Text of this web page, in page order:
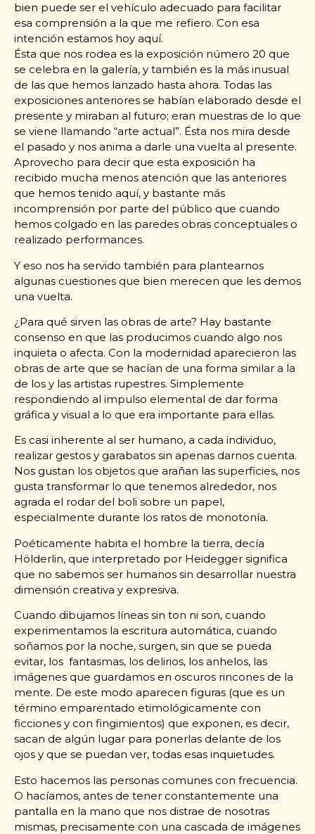
bien puede ser el vehículo adecuado para facilitar
esa comprensión a la que me refiero. Con esa
intención estamos hoy aquí.
Ésta que nos rodea es la exposición número 20 que
se celebra en la galería, y también es la más inusual
de las que hemos lanzado hasta ahora. Todas las
exposiciones anteriores se habían elaborado desde el
presente y miraban al futuro; eran muestras de lo que
se viene llamando “arte actual”. Ésta nos mira desde
el pasado y nos anima a darle una vuelta al presente.
Aprovecho para decir que esta exposición ha
recibido mucha menos atención que las anteriores
que hemos tenido aquí, y bastante más
incomprensión por parte del público que cuando
hemos colgado en las paredes obras conceptuales o
realizado performances.
Y eso nos ha servido también para plantearnos
algunas cuestiones que bien merecen que les demos
una vuelta.
¿Para qué sirven las obras de arte? Hay bastante
consenso en que las producimos cuando algo nos
inquieta o afecta. Con la modernidad aparecieron las
obras de arte que se hacían de una forma similar a la
de los y las artistas rupestres. Simplemente
respondiendo al impulso elemental de dar forma
gráfica y visual a lo que era importante para ellas.
Es casi inherente al ser humano, a cada individuo,
realizar gestos y garabatos sin apenas darnos cuenta.
Nos gustan los objetos que arañan las superficies, nos
gusta transformar lo que tenemos alrededor, nos
agrada el rodar del boli sobre un papel,
especialmente durante los ratos de monotonía.
Poéticamente habita el hombre la tierra, decía
Hölderlin, que interpretado por Heidegger significa
que no sabemos ser humanos sin desarrollar nuestra
dimensión creativa y expresiva.
Cuando dibujamos líneas sin ton ni son, cuando
experimentamos la escritura automática, cuando
soñamos por la noche, surgen, sin que se pueda
evitar, los fantasmas, los delirios, los anhelos, las
imágenes que guardamos en oscuros rincones de la
mente. De este modo aparecen figuras (que es un
término emparentado etimológicamente con
ficciones y con fingimientos) que exponen, es decir,
sacan de algún lugar para ponerlas delante de los
ojos y que se puedan ver, todas esas inquietudes.
Esto hacemos las personas comunes con frecuencia.
O hacíamos, antes de tener constantemente una
pantalla en la mano que nos distrae de nosotras
mismas, precisamente con una cascada de imágenes